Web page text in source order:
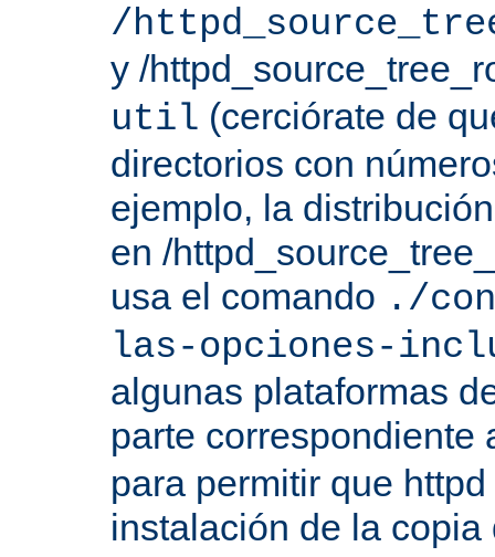
/
y /
util (cerciórate de
directorios con
ejemplo, la
en /
usa el comando ./
las-opciones-
algunas plataformas
parte
para permitir que
instalación de la